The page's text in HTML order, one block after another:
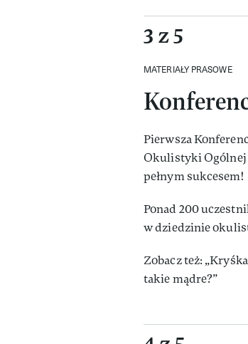
3 z 5
MATERIAŁY PRASOWE
Pierwsza
Okulistyki Ogólnej
pełnym sukcesem!
Ponad 200
w dziedzinie
Zobacz też:
takie mądre?”